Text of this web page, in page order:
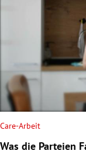
Care-Arbeit
Was die Parteien